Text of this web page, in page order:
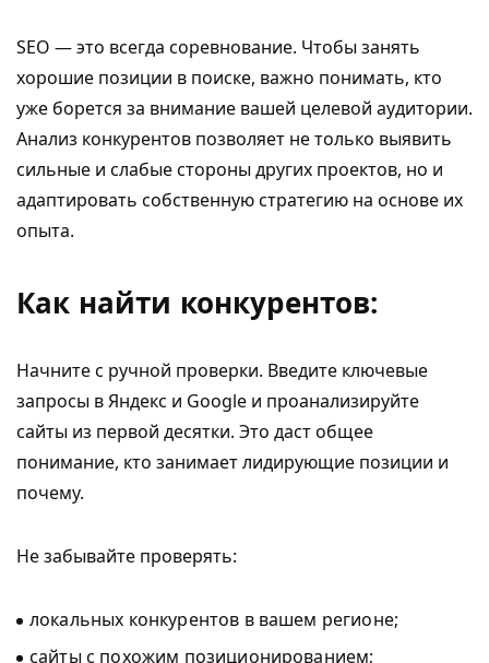
SEO — это всегда соревнование. Чтобы занять
хорошие позиции в поиске, важно понимать, кто
уже борется за внимание вашей целевой аудитории.
Анализ конкурентов позволяет не только выявить
сильные и слабые стороны других проектов, но и
адаптировать собственную стратегию на основе их
опыта.
Как найти конкурентов:
Начните с ручной проверки. Введите ключевые
запросы в Яндекс и Google и проанализируйте
сайты из первой десятки. Это даст общее
понимание, кто занимает лидирующие позиции и
почему.
Не забывайте проверять:
локальных конкурентов в вашем регионе;
сайты с похожим позиционированием;